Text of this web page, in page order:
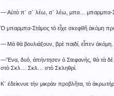
― Αὐτὸ π᾿ σ᾿ λέω, σ᾿ λέω, μπα… μπαρμπα-
Ὁ μπαρμπα-Στάμος τὸ εἶχε σκεφθῆ ἀκόμη
― Μὰ θὰ βουλιάξουν, βρὲ παιδί, εἶπεν
―Ἕνα, δυό, ἀπήντησεν ὁ Στεφανής, θὰ τὰ
στὸ Σκλ… Σκλ… στὸ Σκληθρί.
Κ᾿ ἐδείκνυε τὴν μικρὰν προβλῆτα, τὸ